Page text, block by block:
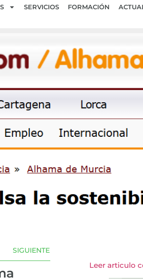
SERVICIOS FORMACIÓN
SIGUIENTE
Leer articulo